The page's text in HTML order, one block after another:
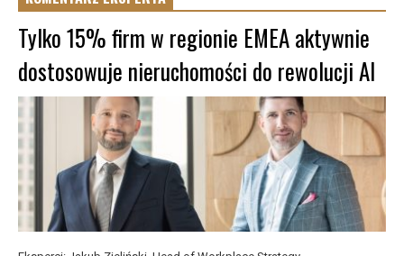
Tylko 15% firm w regionie EMEA aktywnie
dostosowuje nieruchomości do rewolucji AI